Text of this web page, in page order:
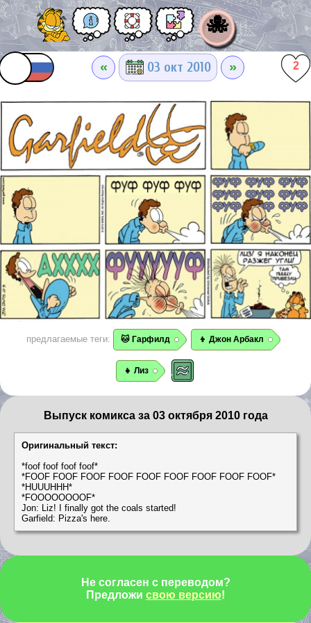
🐙
« 03 окт 2010 » 2
предлагаемые теги: 🐱 Гарфилд 👦 Джон Арбакл
👧 Лиз
Выпуск комикса за 03 октября 2010 года
Оригинальный текст:
*foof foof foof foof*
*FOOF FOOF FOOF FOOF FOOF FOOF FOOF FOOF FOOF*
*HUUUHHH*
*FOOOOOOOOF*
Jon: Liz! I finally got the coals started!
Garfield: Pizza's here.
Не согласен с переводом?
Предложи свою версию!